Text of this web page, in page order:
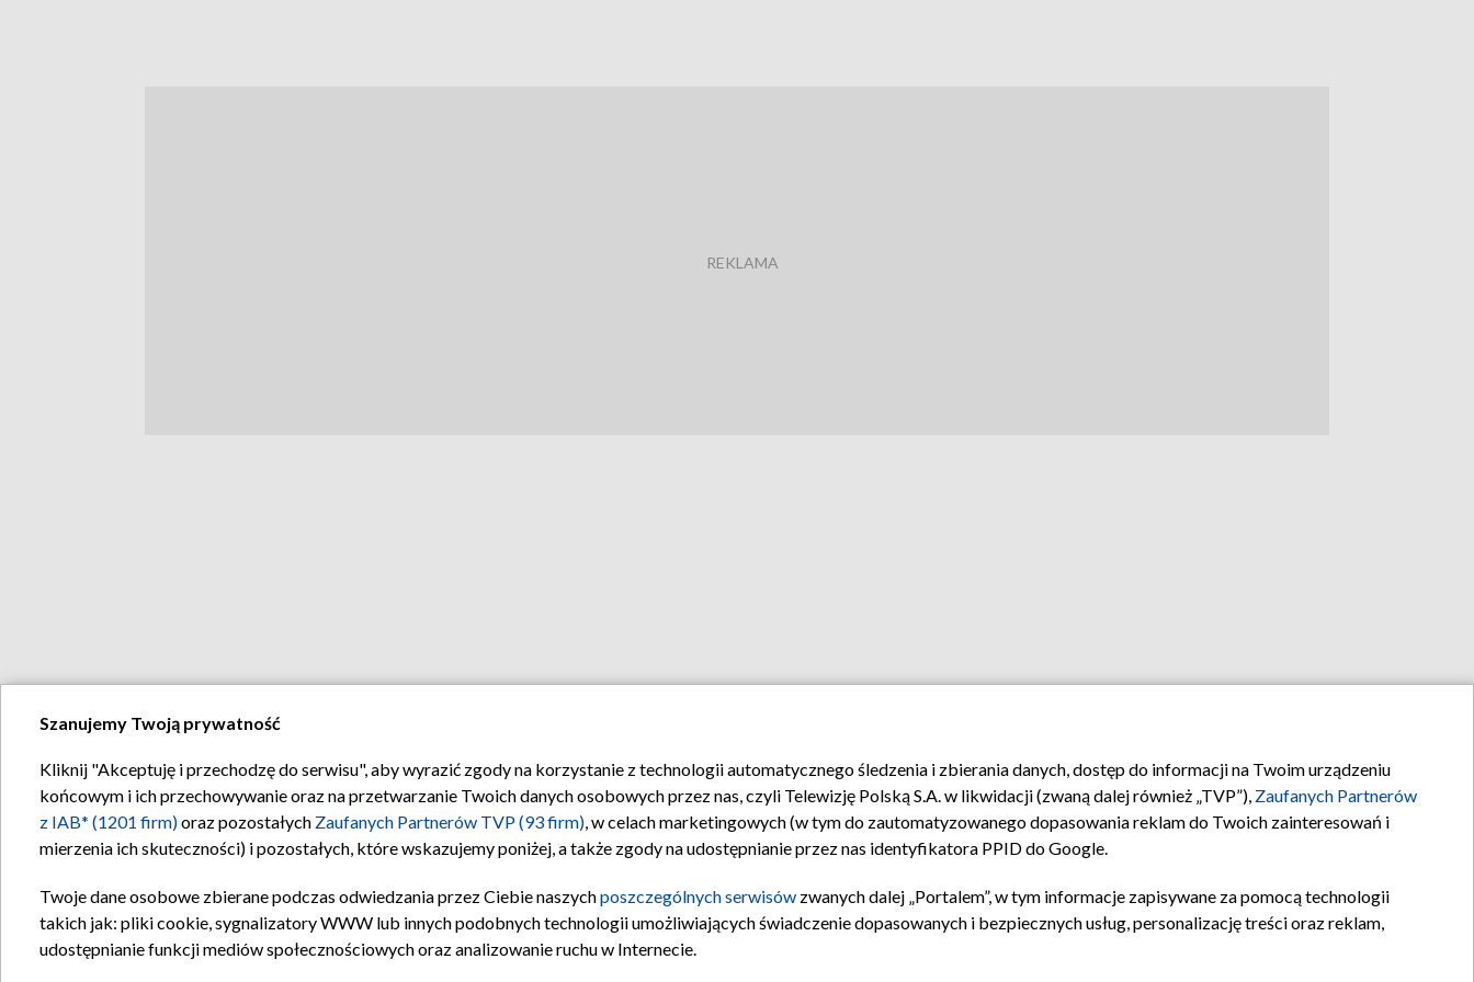
Szanujemy Twoją prywatność
Kliknij "Akceptuję i przechodzę do serwisu", aby wyrazić zgody na korzystanie z technologii automatycznego śledzenia i zbierania danych, dostęp do informacji na Twoim urządzeniu
końcowym i ich przechowywanie oraz na przetwarzanie Twoich danych osobowych przez nas, czyli Telewizję Polską S.A. w likwidacji (zwaną dalej również „TVP”), Zaufanych Partnerów
z IAB* (1201 firm)oraz pozostałych Zaufanych Partnerów TVP (93 firm), w celach marketingowych (w tym do zautomatyzowanego dopasowania reklam do Twoich zainteresowań i
mierzenia ich skuteczności) i pozostałych, które wskazujemy poniżej, a także zgody na udostępnianie przez nas identyfikatora PPID do Google.
Twoje dane osobowe zbierane podczas odwiedzania przez Ciebie naszychposzczególnych serwisów zwanych dalej „Portalem”, w tym informacje zapisywane za pomocą technologii
takich jak: pliki cookie, sygnalizatory WWW lub innych podobnych technologii umożliwiających świadczenie dopasowanych i bezpiecznych usług, personalizację treści oraz reklam,
udostępnianie funkcji mediów społecznościowych oraz analizowanie ruchu w Internecie.